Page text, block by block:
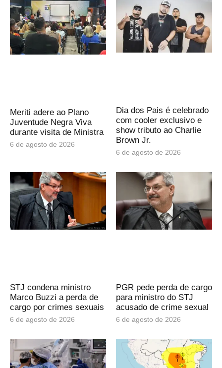
Meriti adere ao Plano
Juventude Negra Viva
durante visita de Ministra
6 de agosto de 2026
Dia dos Pais é celebrado
com cooler exclusivo e
show tributo ao Charlie
Brown Jr.
6 de agosto de 2026
STJ condena ministro
Marco Buzzi a perda de
cargo por crimes sexuais
6 de agosto de 2026
PGR pede perda de cargo
para ministro do STJ
acusado de crime sexual
6 de agosto de 2026